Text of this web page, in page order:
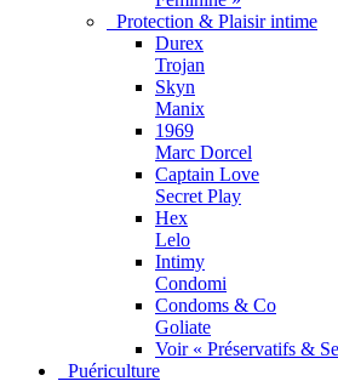
Protection & Plaisir intime
Durex
Trojan
Skyn
Manix
1969
Marc Dorcel
Captain Love
Secret Play
Hex
Lelo
Intimy
Condomi
Condoms & Co
Goliate
Voir « Préservatifs &
Puériculture